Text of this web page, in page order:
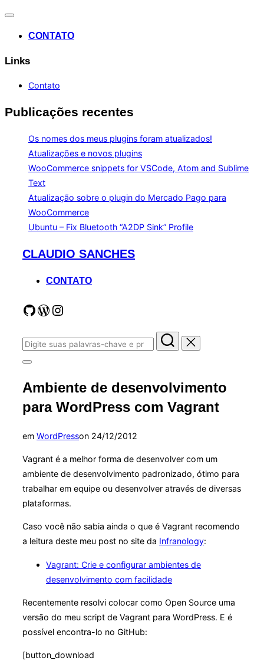
Alternar
CONTATO
Links
Contato
Publicações recentes
Os nomes dos meus plugins foram atualizados!
Atualizações e novos plugins
WooCommerce snippets for VSCode, Atom and Sublime
Text
Atualização sobre o plugin do Mercado Pago para
WooCommerce
Ubuntu – Fix Bluetooth “A2DP Sink” Profile
PularCLAUDIO SANCHES
CONTATO
Me siga no GitHub
Meus projetos open source no WordPress.org
Instagram
Pesquisar
por:
Alternar
lateral
&
navegação
Ambiente de desenvolvimento
para WordPress com Vagrant
em WordPresson Postado
24/12/2012
Vagrant é a melhor forma de desenvolver com um
ambiente de desenvolvimento padronizado, ótimo para
trabalhar em equipe ou desenvolver através de diversas
plataformas.
Caso você não sabia ainda o que é Vagrant recomendo
a leitura deste meu post no site da Infranology:
Vagrant: Crie e configurar ambientes de
desenvolvimento com facilidade
Recentemente resolvi colocar como Open Source uma
versão do meu script de Vagrant para WordPress. E é
possível encontra-lo no GitHub:
[button_download